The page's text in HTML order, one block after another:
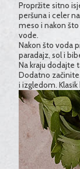
Propržite sitno
peršuna i celer
meso i nakon
vode.
Nakon što voda
paradajz, sol i
Na kraju dodajte
Dodatno
i izgledom.